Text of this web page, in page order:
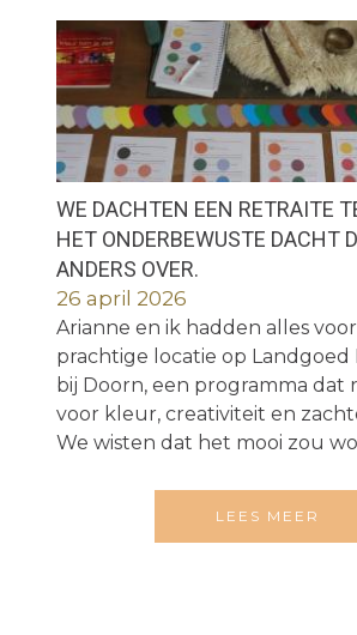
WE DACHTEN EEN RETRAITE
HET ONDERBEWUSTE DACHT
ANDERS OVER.
26 april 2026
Arianne en ik hadden alles
prachtige locatie op
bij Doorn, een programma dat
voor kleur, creativiteit en
We wisten dat het mooi zou
LEES MEER